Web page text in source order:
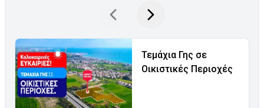
Τεμάχια Γης σε
Οικιστικές Περιοχές